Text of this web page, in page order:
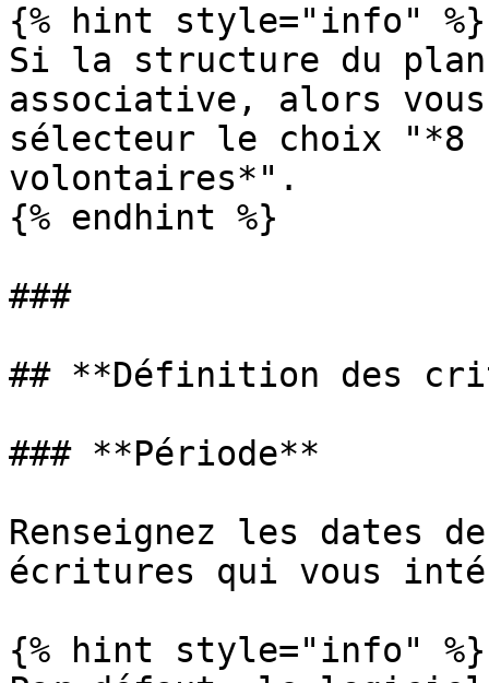
{% hint style="info" %}
Si la structure du plan
associative, alors
sélecteur le choix "*8
volontaires*".
{% endhint %}
###
## **Définition des
### **Période**
Renseignez les dates
écritures qui vous
{% hint style="info" %}